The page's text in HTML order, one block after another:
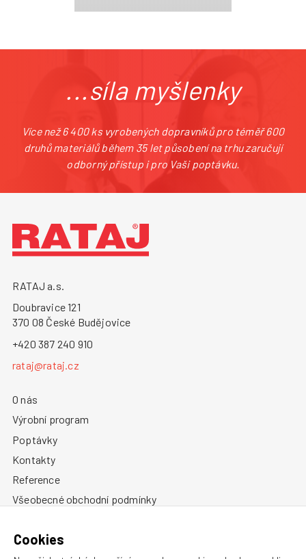
Více než 6 400 ks vyrobených dopravníků pro téměř 600
druhů materiálů během 35 let působení na trhu zaručují
odborný přístup i pro Vaši poptávku.
...síla myšlenky
RATAJ a.s.
Doubravice 121
370 08 České Budějovice
+420 387 240 910
rataj@rataj.cz
O nás
Výrobní program
Poptávky
Kontakty
Reference
Všeobecné obchodní podmínky
Informace o cookies
Cookies